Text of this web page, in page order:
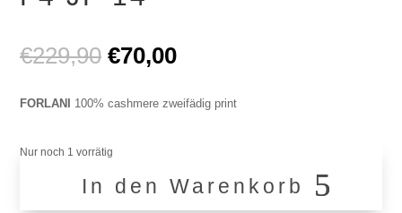
€229,90 Ursprünglicher
Preis
war:
€70,00Aktueller
ist:
€70,00.
FORLANI 100% cashmere zweifädig print
Nur noch 1 vorrätig
In den Warenkorb